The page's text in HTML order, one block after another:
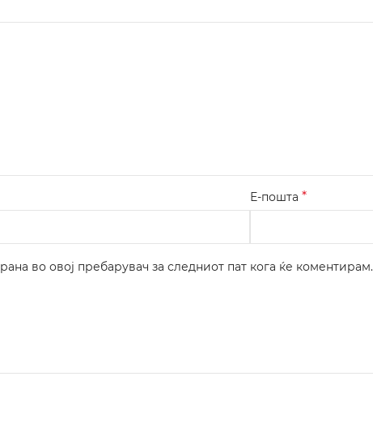
Е-пошта *
во овој пребарувач за следниот пат кога ќе коментирам.